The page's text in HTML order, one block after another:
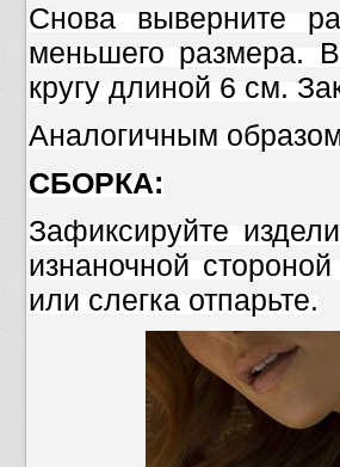
Снова выверните
меньшего размера.
кругу длиной 6 см.
Аналогичным
СБОРКА:
Зафиксируйте
изнаночной
или слегка отпарьте.